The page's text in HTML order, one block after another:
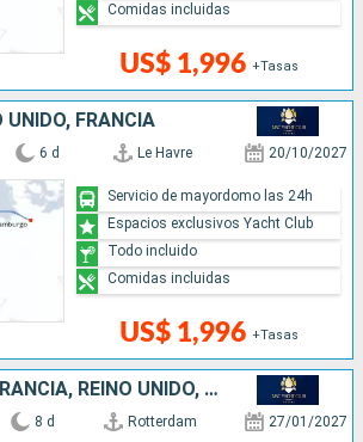
US$ 1,996 +Tasas
Comidas incluidas
UNIDO, FRANCIA
6 d Le Havre 20/10/2027
US$ 1,996 +Tasas
Servicio de mayordomo las 24h
Espacios exclusivos Yacht Club
Todo incluido
Comidas incluidas
PAISES BAJOS, FRANCIA, REINO UNIDO, ALEMANIA, BÉLGICA
8 d Rotterdam 27/01/2027